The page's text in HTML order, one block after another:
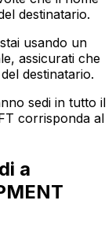
destinatario.
usando un
assicurati che
destinatario.
sedi in tutto il
corrisponda al
a